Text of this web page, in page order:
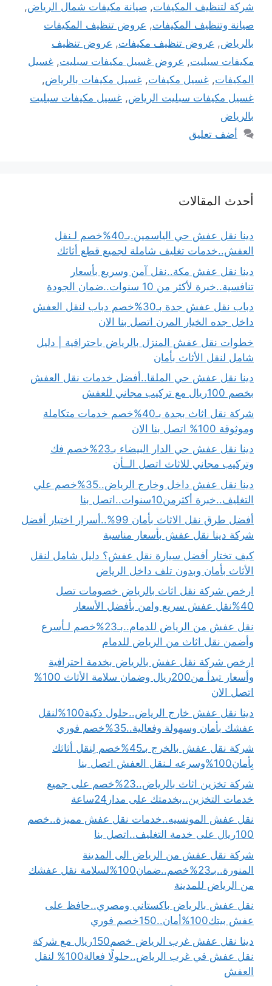
شركة لتنظيف المكيفات, صيانة مكيفات شمال الرياض,
صيانة وتنظيف المكيفات, عروض تنظيف المكيفات
بالرياض, عروض تنظيف مكيفات, عروض تنظيف
مكيفات سبليت, عروض غسيل مكيفات سبليت, غسيل
المكيفات, غسيل مكيفات, غسيل مكيفات بالرياض,
غسيل مكيفات سبليت الرياض, غسيل مكيفات سبليت
بالرياض
أضف تعليق
أحدث المقالات
دينا نقل عفش حي الياسمين.بـ40%خصم لـنقل
العفش..خدمات تغليف شاملة لجميع قطع أثاثك
دينا نقل عفش مكة..نقل آمن وسريع بأسعار
تنافسية..خبرة لأكثر من 10 سنوات..ضمان الجودة
دباب نقل عفش جدة بـ30%خصم دباب لنقل العفش
داخل جده الخيار المرن اتصل بنا الان
خطوات نقل عفش المنزل بالرياض باحترافية | دليل
شامل لنقل الأثاث بأمان
دينا نقل عفش حي الملقا..أفضل خدمات نقل العفش
بخصم 100ريال مع تركيب مجاني للعفش
شركة نقل اثاث بجدة بـ40%خصم خدمات متكاملة
وموثوقة 100% اتصل بنا الان
دينا نقل عفش حي الدار البيضاء بـ23%خصم فك
وتركيب مجاني للاثاث اتصل الــأن
دينا نقل عفش داخل وخارج الرياض..35%خصم علي
التغليف..خبرة أكثرمن10سنوات..اتصل بنا
أفضل طرق نقل الاثاث بأمان 99%..أسرار اختيار أفضل
شركة دينا نقل عفش بأسعار مناسبة
كيف تختار أفضل سيارة نقل عفش؟ دليل شامل لنقل
الأثاث بأمان وبدون تلف داخل الرياض
ارخص شركة نقل اثاث بالرياض خصومات تصل
40%نقل عفش سريع وامن بأفضل الأسعار
نقل عفش من الرياض للدمام..بـ23%خصم لـأسرع
وأضمن نقل اثاث من الرياض للدمام
ارخص شركة نقل عفش بالرياض بخدمة احترافية
وأسعار تبدأ من200ريال وضمان سلامة الأثاث 100%
اتصل الان
دينا نقل عفش خارج الرياض..حلول ذكية100%لنقل
عفشك بأمان وسهولة وفعالية..35%خصم فوري
شركة نقل عفش بالخرج بـ45%خصم لِنقل أثاثك
بِأمان100%وسرعه لـنقل العفش اتصل بنا
شركة تخزين اثاث بالرياض..23%خصم على جميع
خدمات التخزين..بخدمتك على مدار24ساعة
نقل عفش المونسيه..خدمات نقل عفش مميزة..خصم
100ريال على خدمة التغليف..اتصل بنا
شركة نقل عفش من الرياض الى المدينة
المنورة..بـ23%خصم..ضمان100%لسلامة نقل عفشك
من الرياض للمدينة
نقل عفش بالرياض باكستاني ومصري..حافظ على
عفش بيتك100%أمان..150خصم فوري
دينا نقل عفش غرب الرياض خصم150ريال مع شركة
نقل عفش في غرب الرياض..حلولًا فعالة100% لنقل
العفش